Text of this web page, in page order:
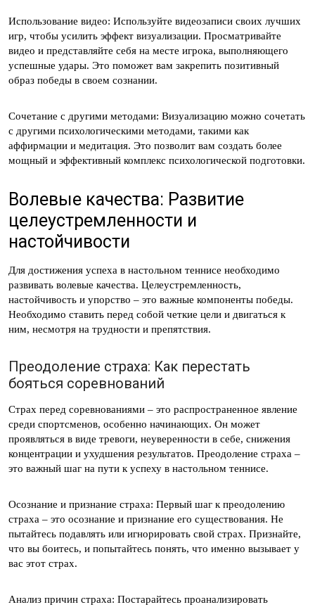
Использование видео: Используйте видеозаписи своих лучших
игр, чтобы усилить эффект визуализации. Просматривайте
видео и представляйте себя на месте игрока, выполняющего
успешные удары. Это поможет вам закрепить позитивный
образ победы в своем сознании.
Сочетание с другими методами: Визуализацию можно сочетать
с другими психологическими методами, такими как
аффирмации и медитация. Это позволит вам создать более
мощный и эффективный комплекс психологической подготовки.
Волевые качества: Развитие
целеустремленности и
настойчивости
Для достижения успеха в настольном теннисе необходимо
развивать волевые качества. Целеустремленность,
настойчивость и упорство – это важные компоненты победы.
Необходимо ставить перед собой четкие цели и двигаться к
ним, несмотря на трудности и препятствия.
Преодоление страха: Как перестать
бояться соревнований
Страх перед соревнованиями – это распространенное явление
среди спортсменов, особенно начинающих. Он может
проявляться в виде тревоги, неуверенности в себе, снижения
концентрации и ухудшения результатов. Преодоление страха –
это важный шаг на пути к успеху в настольном теннисе.
Осознание и признание страха: Первый шаг к преодолению
страха – это осознание и признание его существования. Не
пытайтесь подавлять или игнорировать свой страх. Признайте,
что вы боитесь, и попытайтесь понять, что именно вызывает у
вас этот страх.
Анализ причин страха: Постарайтесь проанализировать